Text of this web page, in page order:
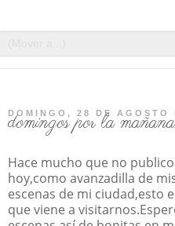
DOMINGO, 28 DE AGOSTO
domingos por la mañana
Hace mucho que no
hoy,como avanzadilla de
escenas de mi ciudad,esto
que viene a